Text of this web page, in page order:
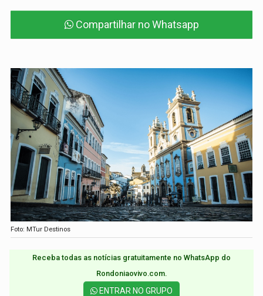
Compartilhar no Whatsapp
Foto: MTur Destinos
Receba todas as notícias gratuitamente no WhatsApp do
Rondoniaovivo.com.​
ENTRAR NO GRUPO